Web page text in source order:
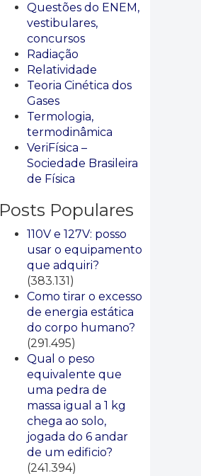
Questões do ENEM,
vestibulares,
concursos
Radiação
Relatividade
Teoria Cinética dos
Gases
Termologia,
termodinâmica
VeriFísica –
Sociedade Brasileira
de Física
Posts Populares
110V e 127V: posso
usar o equipamento
que adquiri?
(383.131)
Como tirar o excesso
de energia estática
do corpo humano?
(291.495)
Qual o peso
equivalente que
uma pedra de
massa igual a 1 kg
chega ao solo,
jogada do 6 andar
de um edificio?
(241.394)